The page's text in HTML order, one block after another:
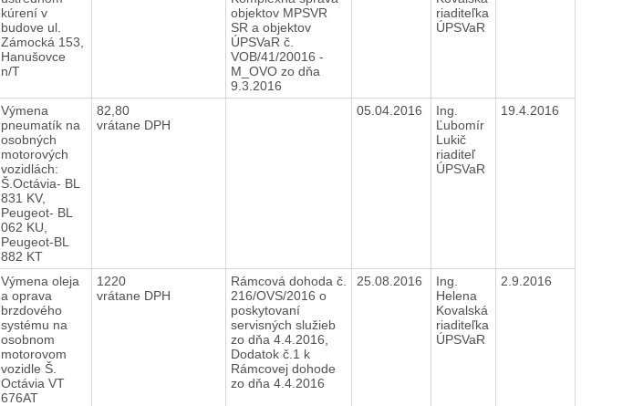
kúrení v
budove ul.
Zámocká 153,
Hanušovce
n/T
objektov MPSVR
SR a objektov
ÚPSVaR č.
VOB/41/20016 -
M_OVO zo dňa
9.3.2016
riaditeľka
ÚPSVaR
Výmena
pneumatík na
osobných
motorových
vozidlách:
Š.Octávia- BL
831 KV,
Peugeot- BL
062 KU,
Peugeot-BL
882 KT
82,80
vrátane DPH
05.04.2016
Ing.
Ľubomír
Lukič
riaditeľ
ÚPSVaR
19.4.2016
Výmena oleja
a oprava
brzdového
systému na
osobnom
motorovom
vozidle Š.
Octávia VT
676AT
1220
vrátane DPH
Rámcová dohoda č.
216/OVS/2016 o
poskytovaní
servisných služieb
zo dňa 4.4.2016,
Dodatok č.1 k
Rámcovej dohode
zo dňa 4.4.2016
25.08.2016
Ing.
Helena
Kovalská
riaditeľka
ÚPSVaR
2.9.2016